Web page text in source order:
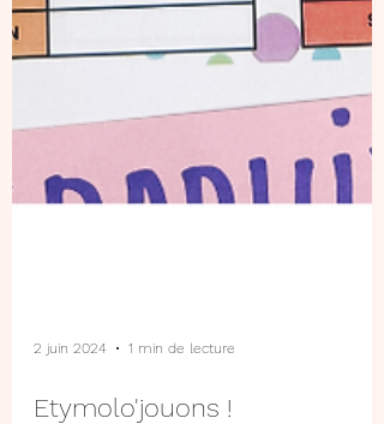
2 juin 2024 1 min de lecture